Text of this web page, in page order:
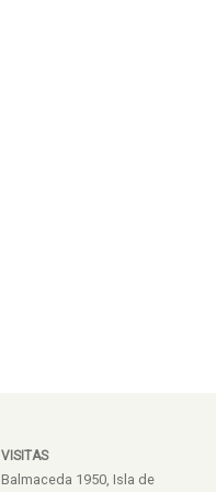
VISITAS
Balmaceda 1950, Isla de